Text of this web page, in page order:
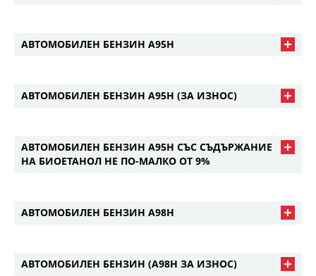
АВТОМОБИЛЕН БЕНЗИН А95Н
АВТОМОБИЛЕН БЕНЗИН А95Н (ЗА ИЗНОС)
АВТОМОБИЛЕН БЕНЗИН А95Н СЪС СЪДЪРЖАНИЕ
НА БИОЕТАНОЛ НЕ ПО-МАЛКО ОТ 9%
АВТОМОБИЛЕН БЕНЗИН А98Н
АВТОМОБИЛЕН БЕНЗИН (А98Н ЗА ИЗНОС)